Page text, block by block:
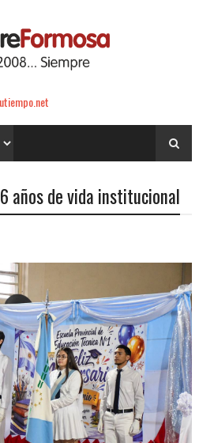
años de vida institucional